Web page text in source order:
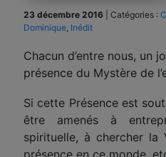
23 décembre 2016 Catégories :
Dominique Inédit
Chacun d’entre nous, un
présence du Mystère de
Si cette Présence est
être amenés à
spirituelle, à chercher la
présence en ce monde,